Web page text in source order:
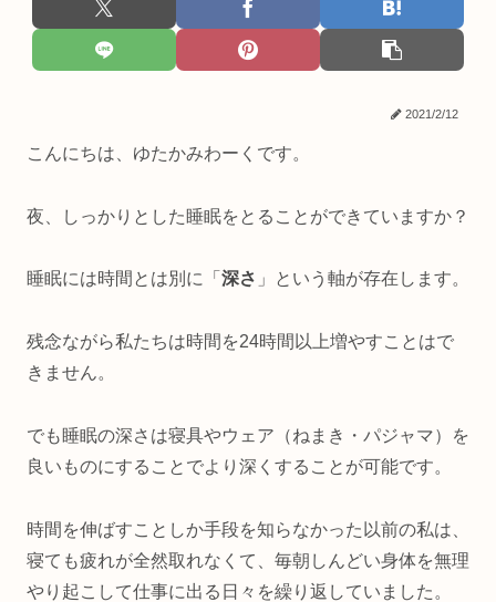
2021/2/12
こんにちは、ゆたかみわーくです。
夜、しっかりとした睡眠をとることができていますか？
睡眠には時間とは別に「 深さ 」という軸が存在します。
残念ながら私たちは時間を24時間以上増やすことはで
きません。
でも睡眠の深さは寝具やウェア（ねまき・パジャマ）を
良いものにすることでより深くすることが可能です。
時間を伸ばすことしか手段を知らなかった以前の私は、
寝ても疲れが全然取れなくて、毎朝しんどい身体を無理
やり起こして仕事に出る日々を繰り返していました。